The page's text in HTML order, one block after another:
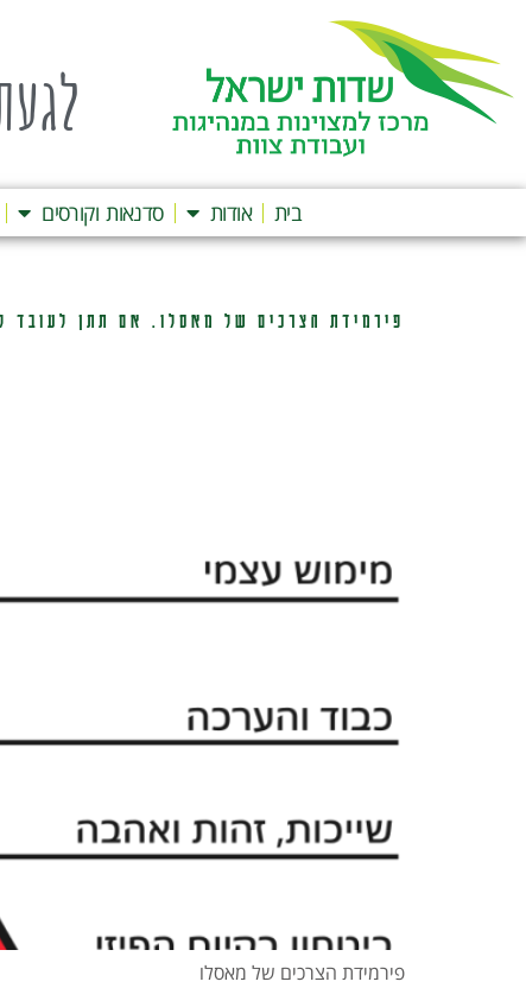
בית אודות סדנאות וקורסים
פירמידת הצרכים של מאסלו. אם תתן לעובד
פירמידת הצרכים של מאסלו